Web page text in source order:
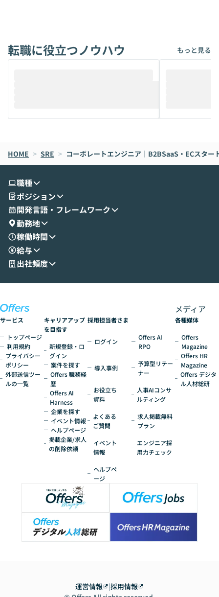
けでなく、想像以上の範囲まで自動化でき
ることは、まだあまり知られていません。
メルカリでの判断基準をもとに「なぜClau
oworkの基本的な機能をご紹介いただきま
す。 続く公開デモでは、実際にCoworkを
せいただきます。数分でワークフローが完
成する手軽さや、Gmail等の外部サービス
とセキュアに連携できるポイントなど、実
演を通じて具体的なイメージをお届けしま
す。 後半のディスカッションでは、セキュ
リティの考え方や社内導入の進め方など、
現場目線でさらに深掘りしていきます。
「自分の業務をAIで自動化してみたいけ
いう方にこそ参加いただきたいイベントで
は、評判では
ているAIを選ぶこ
それぞれの本当
は、LLMのフル
ント構築の最前
転職に役立つノウハウ もっと見る
HOME > SRE > コーポレートエンジニア｜B2BSaaS・ECスター
職種
ポジション
開発言語・フレームワーク
勤務地
稼働時間
給与
出社頻度
サービス
トップページ
利用規約
プライバシー
ポリシー
外部送信ツー
ルの一覧
キャリアアップ
を目指す
新規登録・ロ
グイン
案件を探す
Offers 職務経
歴
Offers AI
Harness
企業を探す
イベント情報
ヘルプページ
掲載企業/求人
の削除依頼
採用担当者さま
ログイン
導入事例
お役立ち
資料
よくある
ご質問
イベント
情報
ヘルプペ
ージ
Offers AI
RPO
予算型リテー
ナー
人事AIコンサ
ルティング
求人掲載無料
プラン
エンジニア採
用力チェック
メディア
各種媒体
Offers
Magazine
Offers HR
Magazine
Offers デジタ
ル人材総研
運営情報 |採用情報